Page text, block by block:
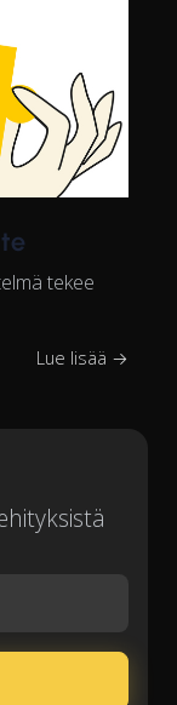
tekee
Lue lisää →